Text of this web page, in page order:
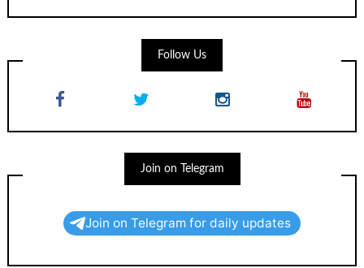
Follow Us
Join on Telegram
Join on Telegram for daily updates